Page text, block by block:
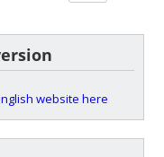
website here